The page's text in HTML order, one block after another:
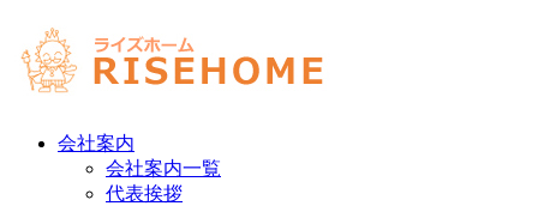
会社案内
会社案内一覧
代表挨拶